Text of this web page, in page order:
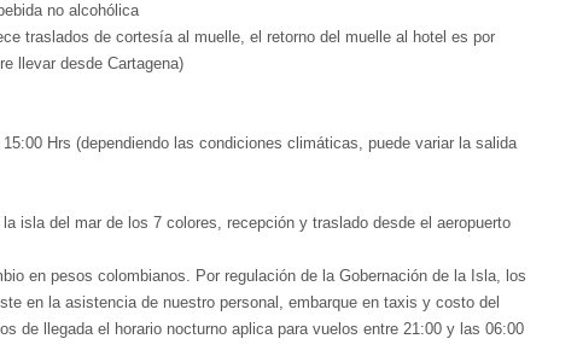
no alcohólica
traslados de cortesía al muelle, el retorno del muelle al hotel es por
llevar desde Cartagena)
Hrs (dependiendo las condiciones climáticas, puede variar la salida
isla del mar de los 7 colores, recepción y traslado desde el aeropuerto
en pesos colombianos. Por regulación de la Gobernación de la Isla, los
en la asistencia de nuestro personal, embarque en taxis y costo del
de llegada el horario nocturno aplica para vuelos entre 21:00 y las 06:00